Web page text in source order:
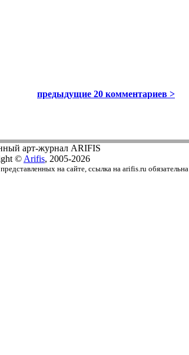
предыдущие 20 комментариев >
арт-журнал ARIFIS
© Arifis, 2005-2026
на сайте, ссылка на arifis.ru обязательна